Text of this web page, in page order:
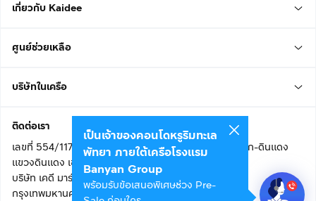
เกี่ยวกับ Kaidee
ศูนย์ช่วยเหลือ
บริษัทในเครือ
ติดต่อเรา
เลขที่ 554/117 อาคารสกายไนน์ เซ็นเตอร์ ชั้น 22 ถนนอโศก-ดินแดง
แขวงดินแดง เขตดินแดง
บริษัท เคดี มาร์เก็ตเพลส จำกัด (สำนักงานใหญ่)
กรุงเทพมหานคร 10400
เป็นเจ้าของคอนโดหรูริมทะเล
พัทยา ภายใต้เครือโรงแรม
Banyan Group
พร้อมรับข้อเสนอพิเศษช่วง Pre-